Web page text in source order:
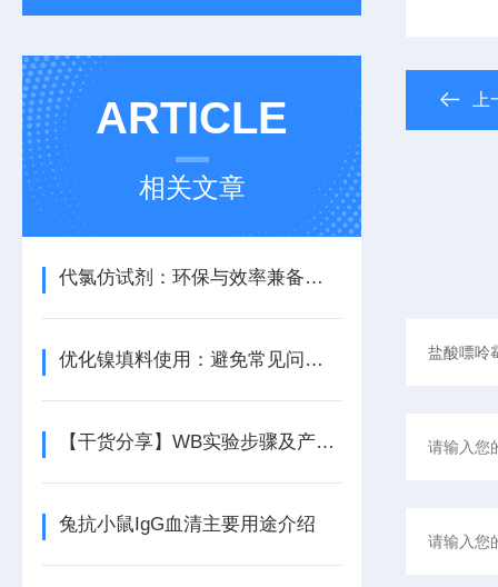
ARTICLE
相关文章
代氯仿试剂：环保与效率兼备的理想选择
优化镍填料使用：避免常见问题提升生产质量
【干货分享】WB实验步骤及产品的选择
兔抗小鼠IgG血清主要用途介绍